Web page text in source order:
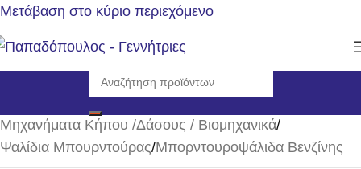
Μετάβαση στο κύριο περιεχόμενο
Αρχική σελίδα/
Μηχανήματα Κήπου /Δάσους / Βιομηχανικά/
Ψαλίδια Μπουρντούρας/Μπορντουροψάλιδα Βενζίνης